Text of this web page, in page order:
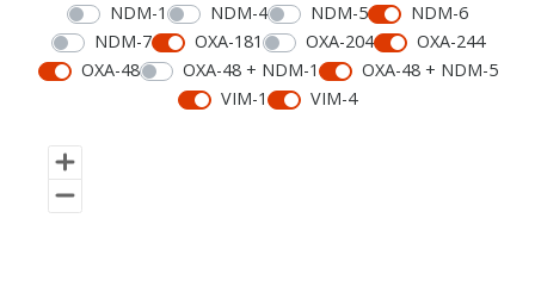
NDM-1
NDM-4 NDM-5
NDM-6
NDM-7
OXA-181 OXA-204
OXA-244
OXA-48
OXA-48 + NDM-1
OXA-48 + NDM-5
VIM-1
VIM-4